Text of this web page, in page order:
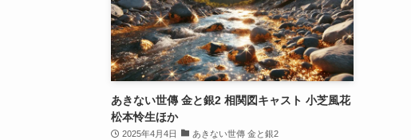
あきない世傳 金と銀2 相関図キャスト 小芝風花
松本怜生ほか
2025年4月4日 あきない世傳 金と銀2